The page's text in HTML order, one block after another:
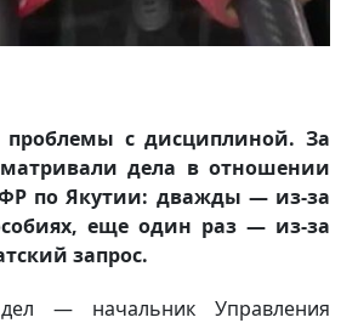
с дисциплиной. За
дела в отношении
по Якутии: дважды — из-за
еще один раз — из-за
запрос.
— начальник Управления